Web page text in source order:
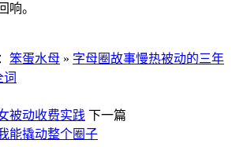
响。
笨蛋水母 » 字母圈故事慢热被动的三年
词
被动收费实践 下一篇
能撬动整个圈子